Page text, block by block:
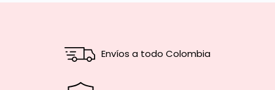
Envíos a todo Colombia